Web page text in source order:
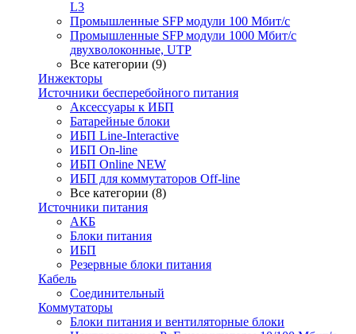
L3
Промышленные SFP модули 100 Мбит/c
Промышленные SFP модули 1000 Мбит/c
двухволоконные, UTP
Все категории (9)
Инжекторы
Источники бесперебойного питания
Аксессуары к ИБП
Батарейные блоки
ИБП Line-Interactive
ИБП On-line
ИБП Online NEW
ИБП для коммутаторов Off-line
Все категории (8)
Источники питания
АКБ
Блоки питания
ИБП
Резервные блоки питания
Кабель
Соединительный
Коммутаторы
Блоки питания и вентиляторные блоки